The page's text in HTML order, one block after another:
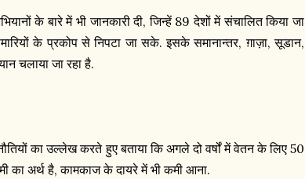
के बारे में भी जानकारी दी, जिन्हें 89 देशों में संचालित किया जा
के प्रकोप से निपटा जा सके. इसके समानान्तर, ग़ाज़ा, सूडान,
चलाया जा रहा है.
का उल्लेख करते हुए बताया कि अगले दो वर्षों में वेतन के लिए 50
का अर्थ है, कामकाज के दायरे में भी कमी आना.